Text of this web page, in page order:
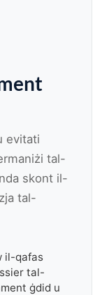
evitati
tal-
skont il-
tal-
il-qafas
tal-
ġdid u